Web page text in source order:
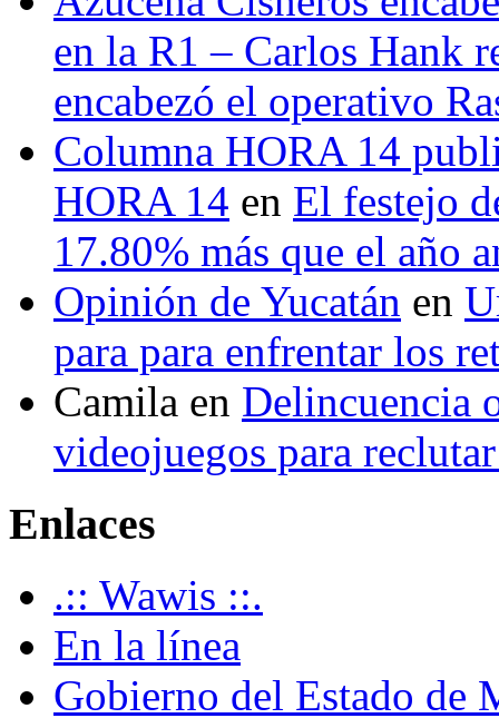
en la R1 – Carlos Hank
encabezó el operativo
Columna HORA 14
HORA 14 en El festejo
17.80% más que el año
Opinión de Yucatán en
para para enfrentar los
Camila en Delincuencia
videojuegos para
Enlaces
.:: Wawis ::.
En la línea
Gobierno del Estado de